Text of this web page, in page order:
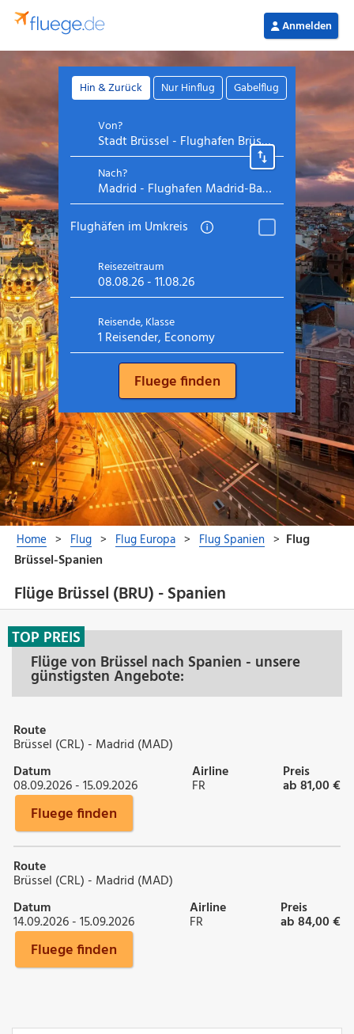
Flüge Brüssel (BRU) - Spanien
Flüge von Brüssel nach Spanien - unsere
günstigsten Angebote:
TOP PREIS
Route
Brüssel (CRL) - Madrid (MAD)
Datum
08.09.2026 - 15.09.2026
Airline
FR
Preis
ab 81,00 €
Fluege finden
Route
Brüssel (CRL) - Madrid (MAD)
Datum
14.09.2026 - 15.09.2026
Airline
FR
Preis
ab 84,00 €
Fluege finden